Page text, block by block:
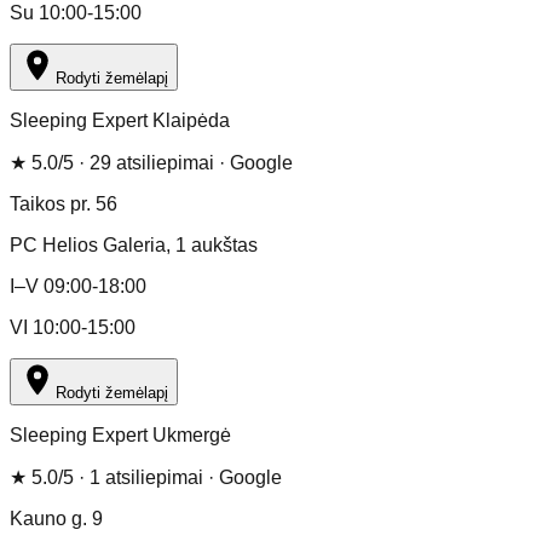
Su 10:00-15:00
Rodyti žemėlapį
Sleeping Expert Klaipėda
★ 5.0/5 · 29 atsiliepimai · Google
Taikos pr. 56
PC Helios Galeria, 1 aukštas
I–V 09:00-18:00
VI 10:00-15:00
Rodyti žemėlapį
Sleeping Expert Ukmergė
★ 5.0/5 · 1 atsiliepimai · Google
Kauno g. 9